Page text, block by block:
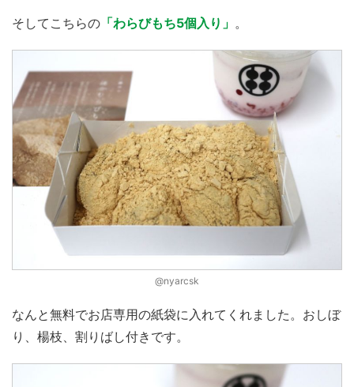
そしてこちらの 「わらびもち5個入り」 。
@nyarcsk
なんと無料でお店専用の紙袋に入れてくれました。おしぼ
り、楊枝、割りばし付きです。